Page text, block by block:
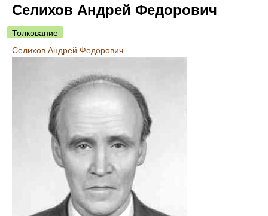
Селихов Андрей Федорович
Толкование
Селихов Андрей Федорович